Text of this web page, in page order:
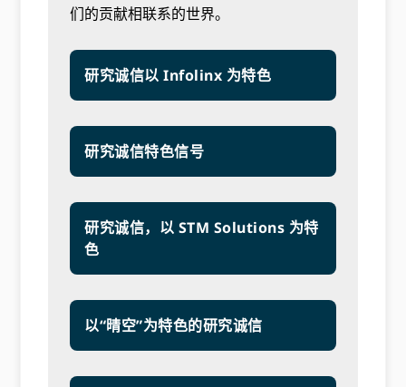
们的贡献相联系的世界。
研究诚信以 Infolinx 为特色
研究诚信特色信号
研究诚信，以 STM Solutions 为特
色
以“晴空”为特色的研究诚信